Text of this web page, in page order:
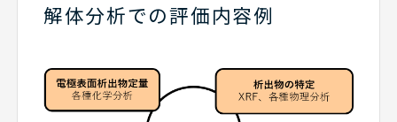
解体分析での評価内容例